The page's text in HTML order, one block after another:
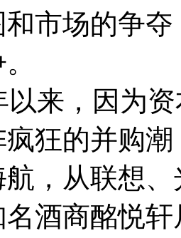
和市场的争
来，因为
狂的并购
，从联想
酒商酩悦